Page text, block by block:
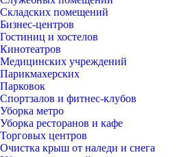
Складских помещений
Бизнес-центров
Гостиниц и хостелов
Кинотеатров
Медицинских учреждений
Парикмахерских
Парковок
Спортзалов и фитнес-клубов
Уборка метро
Уборка ресторанов и кафе
Торговых центров
Очистка крыш от наледи и снега